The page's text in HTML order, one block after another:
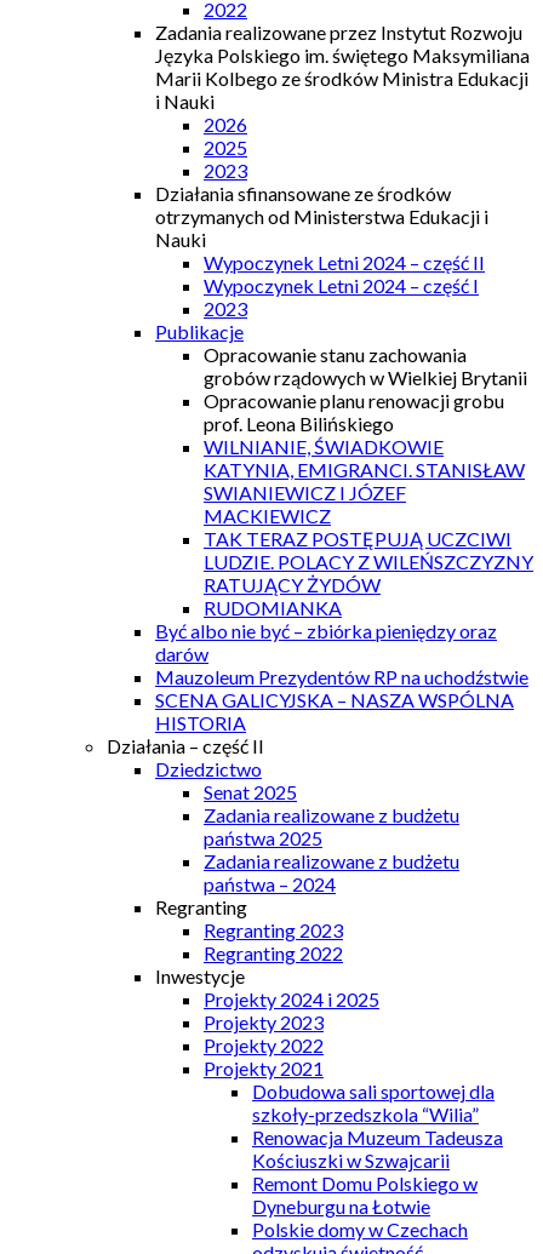
2022
Zadania realizowane przez Instytut Rozwoju
Języka Polskiego im. świętego Maksymiliana
Marii Kolbego ze środków Ministra Edukacji
i Nauki
2026
2025
2023
Działania sfinansowane ze środków
otrzymanych od Ministerstwa Edukacji i
Nauki
Wypoczynek Letni 2024 – część II
Wypoczynek Letni 2024 – część I
2023
Publikacje
Opracowanie stanu zachowania
grobów rządowych w Wielkiej Brytanii
Opracowanie planu renowacji grobu
prof. Leona Bilińskiego
WILNIANIE, ŚWIADKOWIE
KATYNIA, EMIGRANCI. STANISŁAW
SWIANIEWICZ I JÓZEF
MACKIEWICZ
TAK TERAZ POSTĘPUJĄ UCZCIWI
LUDZIE. POLACY Z WILEŃSZCZYZNY
RATUJĄCY ŻYDÓW
RUDOMIANKA
Być albo nie być – zbiórka pieniędzy oraz
darów
Mauzoleum Prezydentów RP na uchodźstwie
SCENA GALICYJSKA – NASZA WSPÓLNA
HISTORIA
Działania – część II
Dziedzictwo
Senat 2025
Zadania realizowane z budżetu
państwa 2025
Zadania realizowane z budżetu
państwa – 2024
Regranting
Regranting 2023
Regranting 2022
Inwestycje
Projekty 2024 i 2025
Projekty 2023
Projekty 2022
Projekty 2021
Dobudowa sali sportowej dla
szkoły-przedszkola “Wilia”
Renowacja Muzeum Tadeusza
Kościuszki w Szwajcarii
Remont Domu Polskiego w
Dyneburgu na Łotwie
Polskie domy w Czechach